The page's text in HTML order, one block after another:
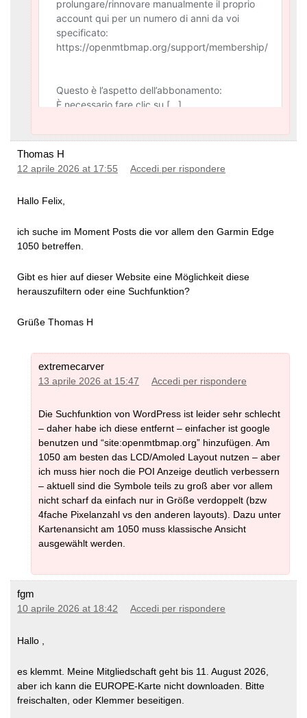
Thomas H
12 aprile 2026 at 17:55 Accedi per rispondere
Hallo Felix,
ich suche im Moment Posts die vor allem den Garmin Edge
1050 betreffen.
Gibt es hier auf dieser Website eine Möglichkeit diese
herauszufiltern oder eine Suchfunktion?
Grüße Thomas H
extremecarver
13 aprile 2026 at 15:47 Accedi per rispondere
Die Suchfunktion von WordPress ist leider sehr schlecht
– daher habe ich diese entfernt – einfacher ist google
benutzen und “site:openmtbmap.org” hinzufügen. Am
1050 am besten das LCD/Amoled Layout nutzen – aber
ich muss hier noch die POI Anzeige deutlich verbessern
– aktuell sind die Symbole teils zu groß aber vor allem
nicht scharf da einfach nur in Größe verdoppelt (bzw
4fache Pixelanzahl vs den anderen layouts). Dazu unter
Kartenansicht am 1050 muss klassische Ansicht
ausgewählt werden.
fgm
10 aprile 2026 at 18:42 Accedi per rispondere
Hallo ,
es klemmt. Meine Mitgliedschaft geht bis 11. August 2026,
aber ich kann die EUROPE-Karte nicht downloaden. Bitte
freischalten, oder Klemmer beseitigen.